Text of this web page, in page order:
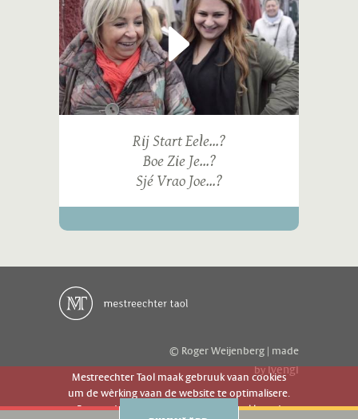
Rij Start Eele...?
Boe Zie Je...?
Sjé Vrao Joe...?
© Roger Weijenberg | made
byivengi
Mestreechter Taol maak gebruuk vaan cookies
um de wèrking vaan de website te optimalisere.
Es geer de website gebruuk gaot g'r akkoord